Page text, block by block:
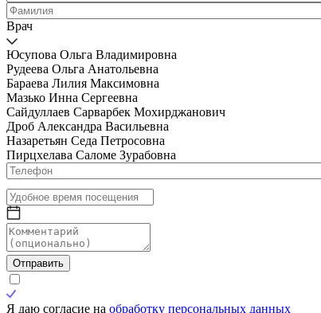
Врач
Юсупова Ольга Владимировна
Рудеева Ольга Анатольевна
Бараева Лилия Максимовна
Мазько Инна Сергеевна
Сайдуллаев Сарварбек Мохирджанович
Дроб Александра Васильевна
Назаретьян Седа Петросовна
Пирцхелава Саломе Зурабовна
Отправить
Я даю согласие на обработку персональных данных